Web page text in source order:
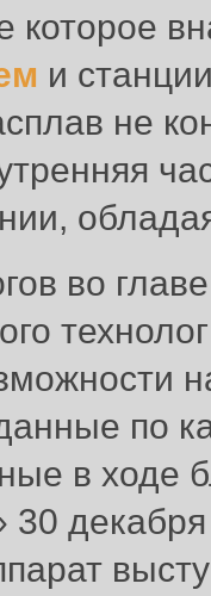
которое
и
не
во
по
в ходе